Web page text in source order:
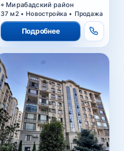
Мирабадский район
37 м2 • Новостройка • Продажа
Подробнее